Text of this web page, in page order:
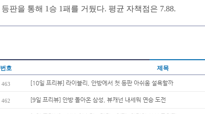
등판을 통해 1승 1패를 거뒀다. 평균 자책점은 7.88.
번호 제목
463 [10일 프리뷰] 라이블리, 안방에서 첫 등판 아쉬움 설욕할까
462 [9일 프리뷰] 안방 돌아온 삼성, 뷰캐넌 내세워 연승 도전